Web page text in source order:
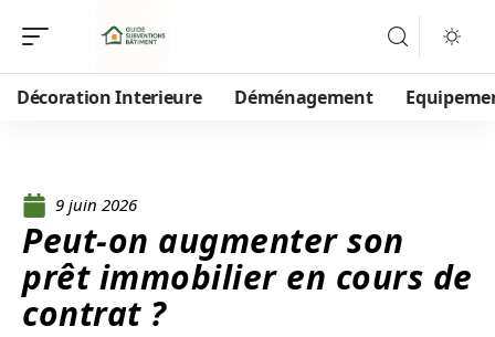
Décoration Interieure Déménagement
9 juin 2026
Peut-on augmenter son
prêt immobilier en cours de
contrat ?